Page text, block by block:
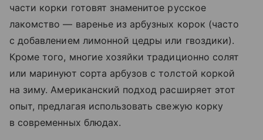
части корки готовят знаменитое русское
лакомство — варенье из арбузных корок (часто
с добавлением лимонной цедры или гвоздики).
Кроме того, многие хозяйки традиционно солят
или маринуют сорта арбузов с толстой коркой
на зиму. Американский подход расширяет этот
опыт, предлагая использовать свежую корку
в современных блюдах.